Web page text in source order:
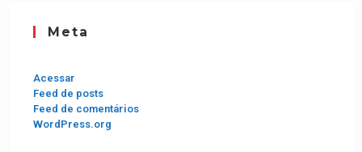
Meta
Acessar
Feed de posts
Feed de comentários
WordPress.org